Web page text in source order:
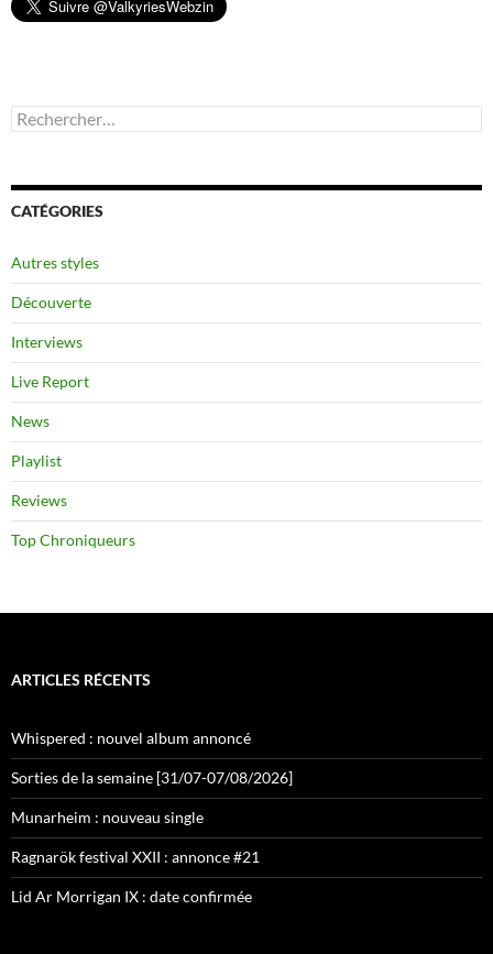
Rechercher :
CATÉGORIES
Autres styles
Découverte
Interviews
Live Report
News
Playlist
Reviews
Top Chroniqueurs
ARTICLES RÉCENTS
Whispered : nouvel album annoncé
Sorties de la semaine [31/07-07/08/2026]
Munarheim : nouveau single
Ragnarök festival XXII : annonce #21
Lid Ar Morrigan IX : date confirmée